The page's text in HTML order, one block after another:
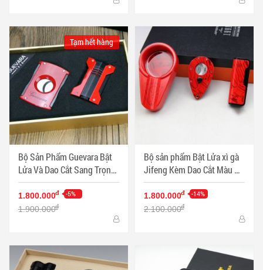
Bộ Sản Phẩm Guevara Bật
Lửa Và Dao Cắt Sang Trọng
Màu Đỏ - Mã SP: PKXG336
Tạm hết hàng
1.800.000đ -5%
1.900.000đ
Bộ sản phẩm Bật Lửa xì gà
Jifeng Kèm Dao Cắt Màu Đỏ
Sang Trọng - Mã SP:
PKXG331
1.800.000đ -14%
2.100.000đ